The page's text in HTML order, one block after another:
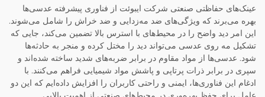
عینک‌های حفاظتی صنعتی شرکت ایبوئت از فناوری پیشرفته عدسی‌ها
بهره می‌برند که ویژگی‌های ضد مه‌زدایی و ضد خراش را شامل می‌شوند.
این امر دید واضح را در محیط‌های با استرس بالا تضمین می‌کند، جایی که
تشکیل مه روی عدسی می‌تواند دید را مختل کرده و منجر به حادثه‌ها
شود. عدسی‌ها از مواد مقاوم در برابر ضربه‌های شدید ساخته شده‌اند و
سپری در برابر ذرات پرتاپی و پاشش مواد شیمیایی فراهم می‌کنند. با
ادغام این فناوری‌ها، ایمنی و راحتی کاربران را افزایش داده‌ایم که این دو